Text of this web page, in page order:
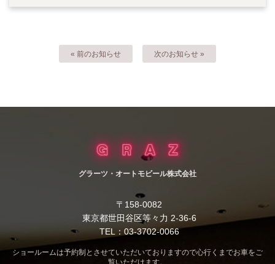
« 前のお知らせ 次のお知らせ »
グラーツ・オートモビール株式会社
〒158-0082
東京都世田谷区等々力 2-36-6
TEL：03-3702-0066
ショールームは予約制とさせていただいておりますので心行くまでお車をご
覧いただけます。